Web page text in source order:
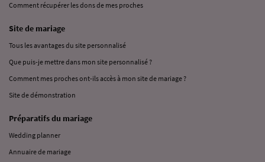
Comment récupérer les dons de mes proches
Site de mariage
Tous les avantages du site personnalisé
Que puis-je mettre dans mon site personnalisé ?
Comment mes proches ont-ils accès à mon site de mariage ?
Site de démonstration
Préparatifs du mariage
Wedding planner
Annuaire de mariage